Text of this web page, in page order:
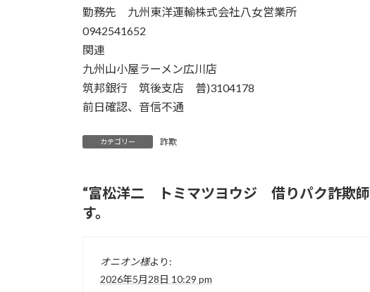
勤務先 九州東洋運輸株式会社八女営業所
0942541652
関連
九州山小屋ラーメン広川店
筑邦銀行 筑後支店 普)3104178
前日確認、音信不通
カテゴリー 詐欺
“富松洋二 トミマツヨウジ 借りパク詐欺師
す。
オニオン様より:
2026年5月28日 10:29 pm